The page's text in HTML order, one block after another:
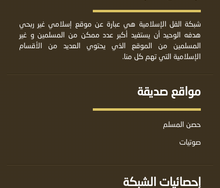
شبكة القل الإسلامية هي عبارة عن موقع إسلامي غير ربحي
هدفه الوحيد أن يستفيد أكبر عدد ممكن من المسلمين و غير
المسلمين من الموقع الذي يحتوي العديد من الأقسام
الإسلامية التي تهم كل منا.
مواقع صديقة
حصن المسلم
صوتيات
إحصائيات الشبكة